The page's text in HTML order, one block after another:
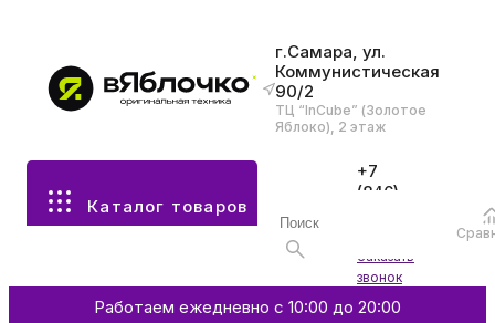
г.Самара, ул.
Коммунистическая
90/2
ТЦ “InCube” (Золотое
Яблоко), 2 этаж
Каталог товаров
+7
(846)
Заказать
звонок
Работаем ежедневно с 10:00 до 20:00
Все разделы каталога
Аксессуары
Смартфоны и гаджеты